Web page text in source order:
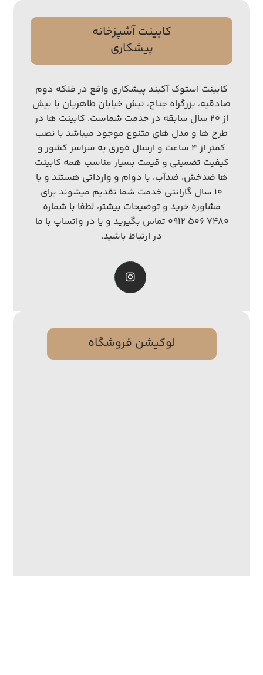
کابینت آشپزخانه
پیشکاری
کابینت استوک آکبند پیشکاری واقع در فلکه دوم
صادقیه، بزرگراه جناح، نبش خیابان طاهریان با بیش
از ۲۰ سال سابقه در خدمت شماست. کابینت ها در
طرح ها و مدل های متنوع موجود میباشد با نصب
کمتر از ۴ ساعت و ارسال فوری به سراسر کشور و
کیفیت تضمینی و قیمت بسیار مناسب همه کابینت
ها ضدخش، ضدآب، با دوام و وارداتی هستند و با
۱۰ سال گارانتی خدمت شما تقدیم میشوند برای
مشاوره خرید و توضیحات بیشتر، لطفا با شماره
۷۴۸۰ ۵۰۶ ۰۹۱۲ تماس بگیرید و یا در واتساپ با ما
در ارتباط باشید.
لوکیشن فروشگاه